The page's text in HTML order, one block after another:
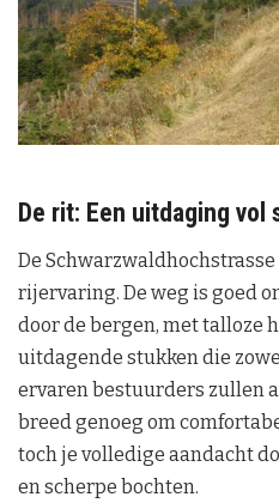
De rit: Een uitdaging vol
De
rijervaring. De weg is goed
door de bergen, met talloze
uitdagende stukken die
ervaren bestuurders zullen
breed genoeg om
toch je volledige aandacht
en scherpe bochten.